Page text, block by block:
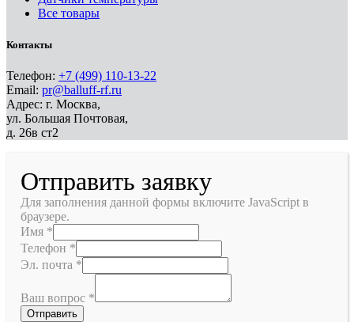
Все товары
Контакты
Телефон: +7 (499) 110-13-22
Email: pr@balluff-rf.ru
Адрес: г. Москва,
ул. Большая Почтовая,
д. 26в ст2
Отправить заявку
Для заполнения данной формы включите JavaScript в
браузере.
Имя *
Телефон *
Эл. почта *
Ваш вопрос *
Отправить